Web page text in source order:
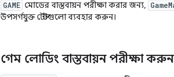
GAME মোডের বাস্তবায়ন পরীক্ষা করার জন্য,
উপসর্গযুক্ত টেস্টগুলো ব্যবহার করুন।
গেম লোডিং বাস্তবায়ন পরীক্ষা করুন